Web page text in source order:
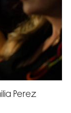
Perez